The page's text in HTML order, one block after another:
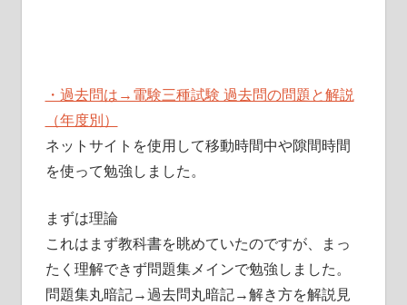
・過去問は→電験三種試験 過去問の問題と解説
（年度別）
ネットサイトを使用して移動時間中や隙間時間
を使って勉強しました。
まずは理論
これはまず教科書を眺めていたのですが、まっ
たく理解できず問題集メインで勉強しました。
問題集丸暗記→過去問丸暗記→解き方を解説見